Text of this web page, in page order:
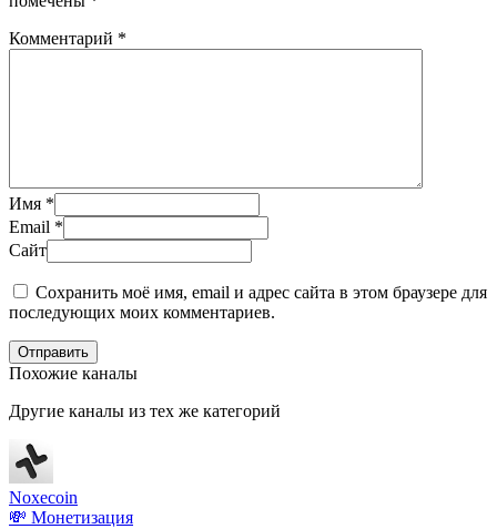
Комментарий *
Имя *
Email *
Сайт
Сохранить моё имя, email и адрес сайта в этом браузере для
последующих моих комментариев.
Отправить
Похожие каналы
Другие каналы из тех же категорий
Noxecoin
💸 Монетизация